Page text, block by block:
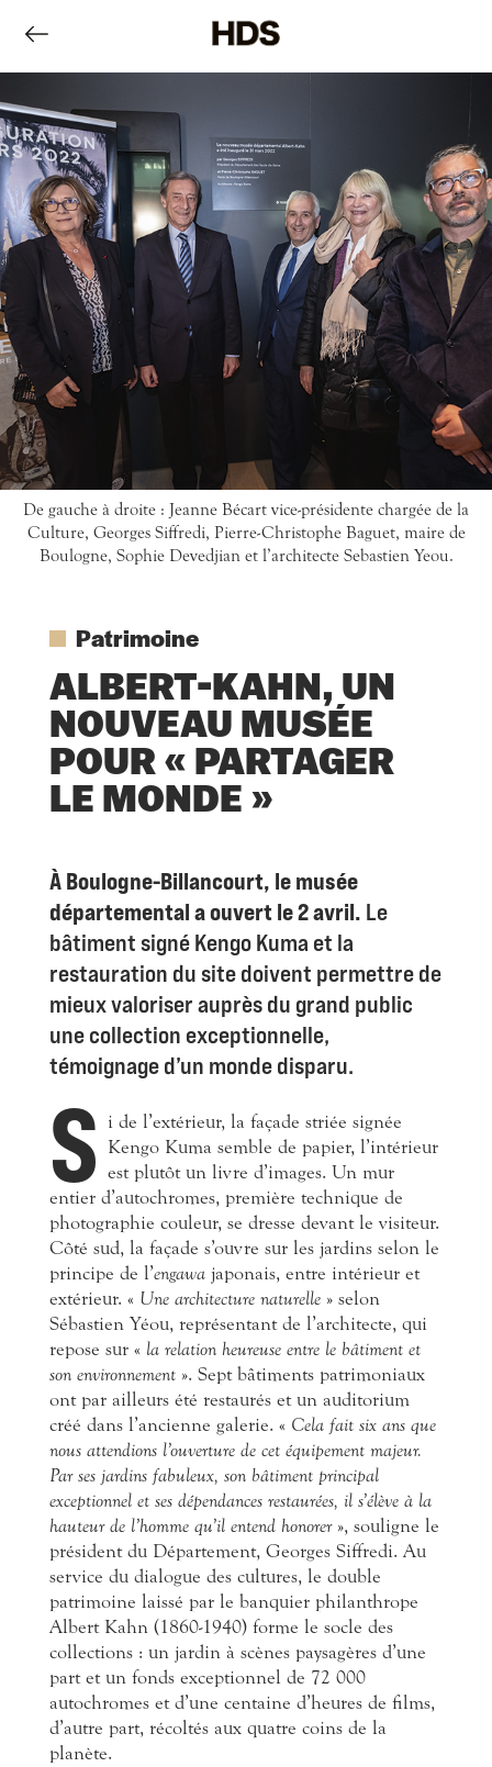
De gauche à droite : Jeanne Bécart vice-présidente chargée de la
Culture, Georges Siffredi, Pierre-Christophe Baguet, maire de
Boulogne, Sophie Devedjian et l’architecte Sebastien Yeou.
Patrimoine
ALBERT-KAHN, UN
NOUVEAU MUSÉE
POUR « PARTAGER
LE MONDE »
À Boulogne-Billancourt, le musée
départemental a ouvert le 2 avril. Le
bâtiment signé Kengo Kuma et la
restauration du site doivent permettre de
mieux valoriser auprès du grand public
une collection exceptionnelle,
témoignage d’un monde disparu.
S i de l’extérieur, la façade striée signée
Kengo Kuma semble de papier, l’intérieur
est plutôt un livre d’images. Un mur
entier d’autochromes, première technique de
photographie couleur, se dresse devant le visiteur.
Côté sud, la façade s’ouvre sur les jardins selon le
principe de l’engawa japonais, entre intérieur et
extérieur. « Une architecture naturelle » selon
Sébastien Yéou, représentant de l’architecte, qui
repose sur « la relation heureuse entre le bâtiment et
son environnement ». Sept bâtiments patrimoniaux
ont par ailleurs été restaurés et un auditorium
créé dans l’ancienne galerie. « Cela fait six ans que
nous attendions l’ouverture de cet équipement majeur.
Par ses jardins fabuleux, son bâtiment principal
exceptionnel et ses dépendances restaurées, il s’élève à la
hauteur de l’homme qu’il entend honorer», souligne le
président du Département, Georges Siffredi. Au
service du dialogue des cultures, le double
patrimoine laissé par le banquier philanthrope
Albert Kahn (1860-1940) forme le socle des
collections : un jardin à scènes paysagères d’une
part et un fonds exceptionnel de 72 000
autochromes et d’une centaine d’heures de films,
d’autre part, récoltés aux quatre coins de la
planète.